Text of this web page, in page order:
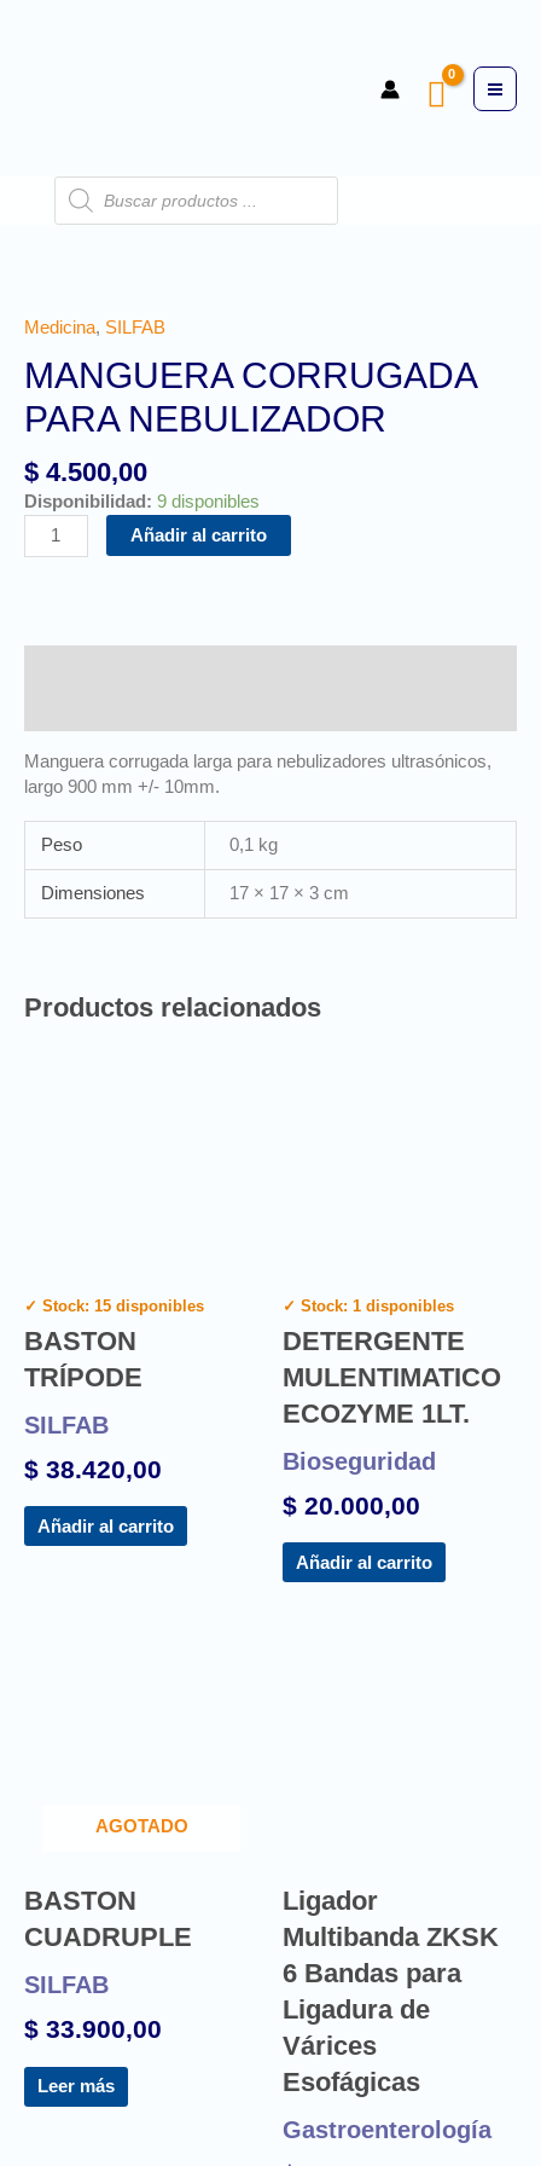
Medicina, SILFAB
MANGUERA CORRUGADA
PARA NEBULIZADOR
$ 4.500,00
Disponibilidad: 9 disponibles
Añadir al carrito
Manguera corrugada larga para nebulizadores ultrasónicos,
largo 900 mm +/- 10mm.
Peso 0,1 kg
Dimensiones 17 × 17 × 3 cm
Productos relacionados
✓ Stock: 15 disponibles
BASTON
TRÍPODE
SILFAB
$ 38.420,00
Añadir al carrito
✓ Stock: 1 disponibles
DETERGENTE
MULENTIMATICO
ECOZYME 1LT.
Bioseguridad
$ 20.000,00
Añadir al carrito
AGOTADO
BASTON
CUADRUPLE
SILFAB
$ 33.900,00
Leer más
Ligador
Multibanda ZKSK
6 Bandas para
Ligadura de
Várices
Esofágicas
Gastroenterología